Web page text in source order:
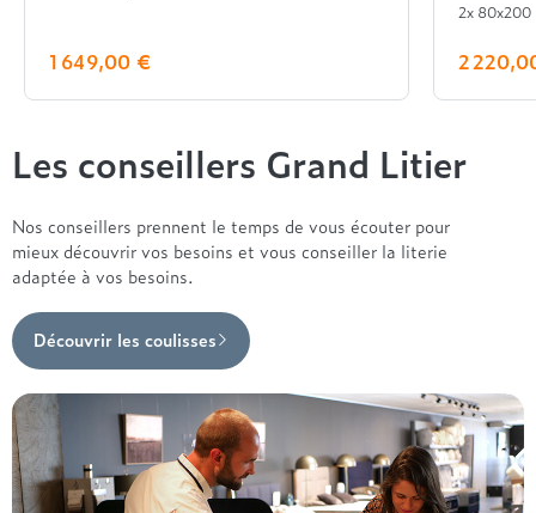
1 649,00 €
2x 80x200
2
Les conseillers Grand Litier
Nos conseillers prennent le temps de vous écouter pour
mieux découvrir vos besoins et vous conseiller la literie
adaptée à vos besoins.
Découvrir les coulisses